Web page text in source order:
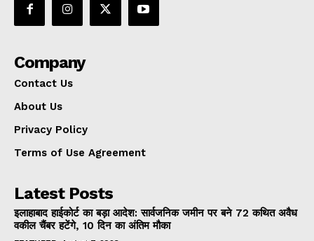
Company
Contact Us
About Us
Privacy Policy
Terms of Use Agreement
Latest Posts
इलाहाबाद हाईकोर्ट का बड़ा आदेश: सार्वजनिक जमीन पर बने 72 कथित अवैध
वकील चैंबर हटेंगे, 10 दिन का अंतिम मौका